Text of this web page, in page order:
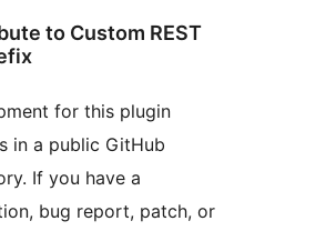
to Custom REST
for this plugin
in a public GitHub
If you have a
bug report, patch, or